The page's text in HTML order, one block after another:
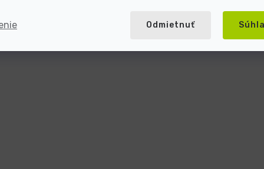
Odmietnuť